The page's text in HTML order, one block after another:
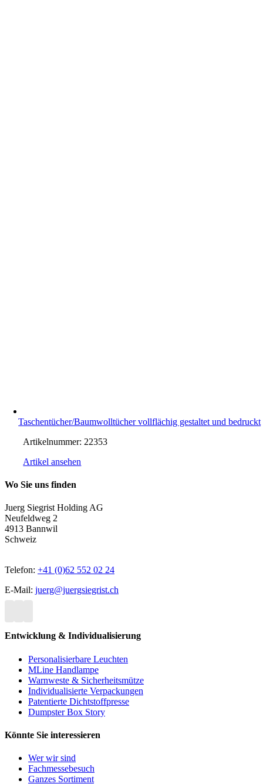
Taschentücher/Baumwolltücher vollflächig gestaltet und bedruckt
Artikelnummer: 22353
Artikel ansehen
Wo Sie uns finden
Juerg Siegrist Holding AG
Neufeldweg 2
4913 Bannwil
Schweiz
Telefon: +41 (0)62 552 02 24
E-Mail: juerg@juergsiegrist.ch
Entwicklung & Individualisierung
Personalisierbare Leuchten
MLine Handlampe
Warnweste & Sicherheitsmütze
Individualisierte Verpackungen
Patentierte Dichtstoffpresse
Dumpster Box Story
Könnte Sie interessieren
Wer wir sind
Fachmessebesuch
Ganzes Sortiment